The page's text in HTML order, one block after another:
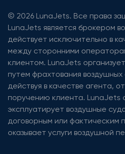
© 2026 LunaJets. Все права
LunaJets является брокером
действует исключительно в
между сторонними
клиентом. LunaJets
путем фрахтования
действуя в качестве агента,
поручению клиента. LunaJets
эксплуатирует воздушные
договорным или фактическим
оказывает услуги воздушной